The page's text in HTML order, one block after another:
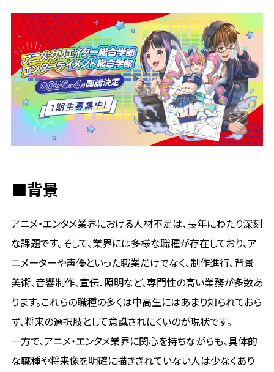
■背景
アニメ・エンタメ業界における人材不足は、長年にわたり深刻
な課題です。そして、業界には多様な職種が存在しており、ア
ニメーターや声優といった職業だけでなく、制作進行、背景
美術、音響制作、宣伝、照明など、専門性の高い業務が多数あ
ります。これらの職種の多くは中高生にはあまり知られておら
ず、将来の選択肢として意識されにくいのが現状です。
一方で、アニメ・エンタメ業界に関心を持ちながらも、具体的
な職種や将来像を明確に描ききれていない人は少なくあり